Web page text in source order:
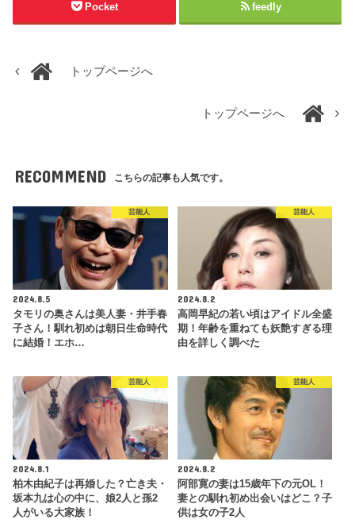
Pocket feedly
トップページへ
トップページへ
RECOMMEND こちらの記事も人気です。
芸能人
2024.8.5
タモリの奥さんは美人妻・井手春
子さん！馴れ初めは朝日生命時代
に結婚！エホ…
芸能人
2024.8.2
高岡早紀の若い頃はアイドル全盛
期！年齢を重ねても妖艶すぎる理
由を詳しく調べた
芸能人
2024.8.1
柏木由紀子は再婚した？亡き夫・
坂本九は心の中に、娘2人と孫2
人がいる大家族！
芸能人
2024.8.2
阿部寛の妻は15歳年下の元OL！
妻との馴れ初め出会いはどこ？子
供は女の子2人